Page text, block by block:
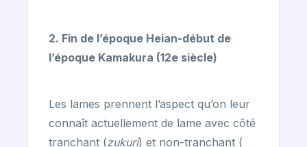
2. Fin de l’époque Heian-début de
l’époque Kamakura (12e siècle)
Les lames prennent l’aspect qu’on leur
connaît actuellement de lame avec côté
tranchant (zukuri) et non-tranchant (